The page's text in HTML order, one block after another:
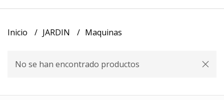
Inicio JARDIN Maquinas
No se han encontrado productos